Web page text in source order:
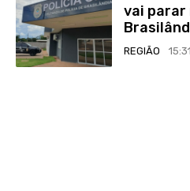
vai parar
REGIÃO